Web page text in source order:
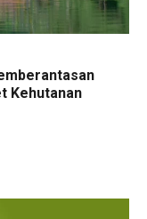
Kehutanan